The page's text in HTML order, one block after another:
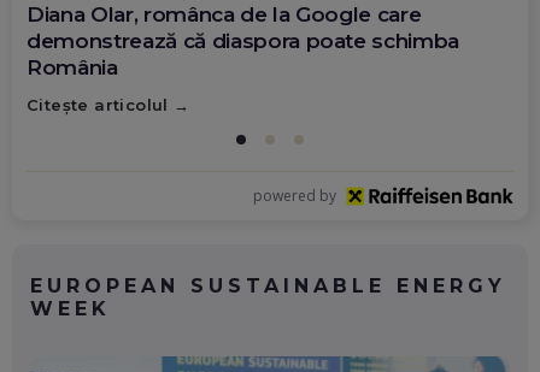
Diana Olar, românca de la Google care
demonstrează că diaspora poate schimba
România
Citește articolul
powered by
EUROPEAN SUSTAINABLE ENERGY
WEEK